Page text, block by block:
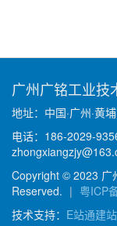
广州广铭工业技
地址：中国·广州·黄
电话：186-2029-
Copyright © 2023 广
Reserved. | 粤ICP
技术支持： E站通建站